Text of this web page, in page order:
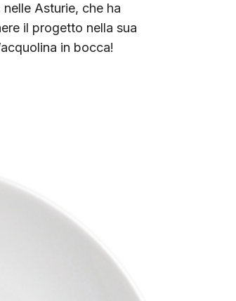
Asturie, che ha
il progetto nella sua
in bocca!